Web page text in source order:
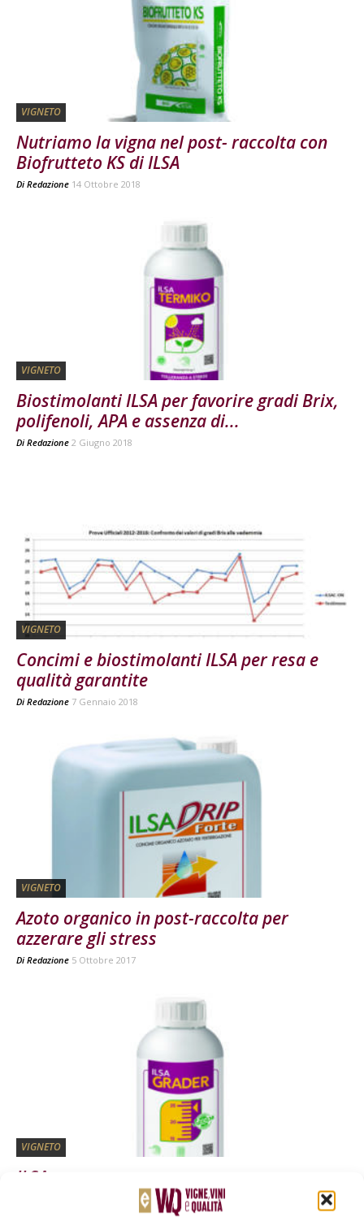
VIGNETO
Nutriamo la vigna nel post- raccolta con
Biofrutteto KS di ILSA
Di Redazione 14 Ottobre 2018
VIGNETO
Biostimolanti ILSA per favorire gradi Brix,
polifenoli, APA e assenza di...
Di Redazione 2 Giugno 2018
VIGNETO
Concimi e biostimolanti ILSA per resa e
qualità garantite
Di Redazione 7 Gennaio 2018
VIGNETO
Azoto organico in post-raccolta per
azzerare gli stress
Di Redazione 5 Ottobre 2017
VIGNETO
ILSA